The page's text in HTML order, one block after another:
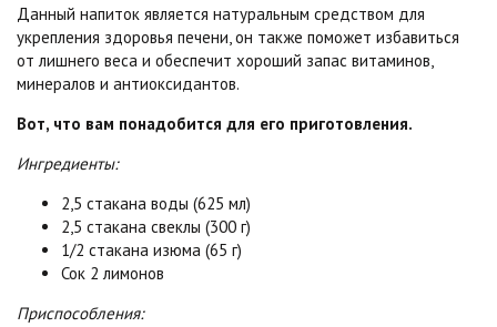
Данный напиток является натуральным средством для
укрепления здоровья печени, он также поможет избавиться
от лишнего веса и обеспечит хороший запас витаминов,
минералов и антиоксидантов.
Вот, что вам понадобится для его приготовления.
Ингредиенты:
2,5 стакана воды (625 мл)
2,5 стакана свеклы (300 г)
1/2 стакана изюма (65 г)
Сок 2 лимонов
Приспособления: